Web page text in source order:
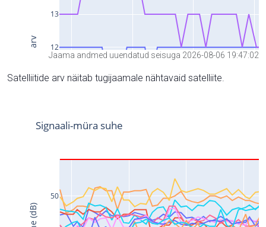
Jaama andmed uuendatud seisuga 2026-08-06 19:47:02
Satelliitide arv näitab tugijaamale nähtavaid satelliite.